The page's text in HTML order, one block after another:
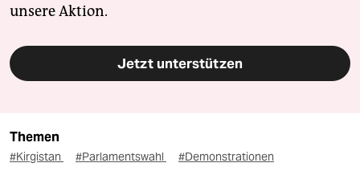
unsere Aktion.
Jetzt unterstützen
Themen
#Kirgistan #Parlamentswahl #Demonstrationen